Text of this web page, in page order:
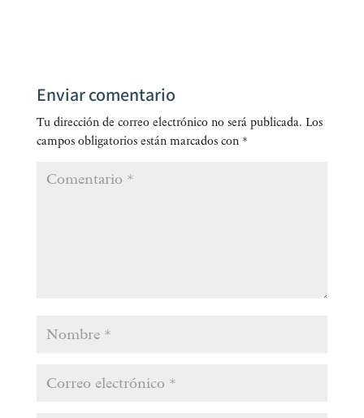
Enviar comentario
Tu dirección de correo electrónico no será publicada. Los
campos obligatorios están marcados con *